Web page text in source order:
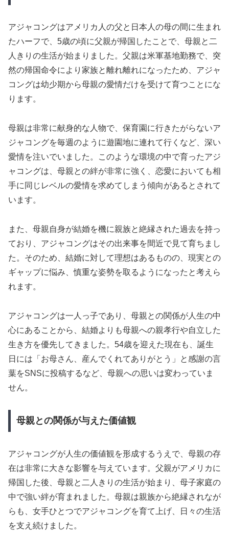
アジャコングはアメリカ人の父と日本人の母の間に生まれ
たハーフで、5歳の頃に父親が帰国したことで、母親と二
人きりの生活が始まりました。父親は米軍基地勤務で、突
然の帰国命令により家族と離れ離れになったため、アジャ
コングは幼少期から母親の愛情だけを受けて育つことにな
ります。
母親は非常に献身的な人物で、保育園に行きたがらないア
ジャコングを毎週のように遊園地に連れて行くなど、深い
愛情を注いでいました。このような環境の中で育ったアジ
ャコングは、母親との絆が非常に強く、恋愛においても相
手に同じレベルの愛情を求めてしまう傾向があるとされて
います。
また、母親自身が結婚を機に親族と絶縁された過去を持っ
ており、アジャコングはその出来事を間近で見て育ちまし
た。そのため、結婚に対して理想はあるものの、現実との
ギャップに悩み、慎重な姿勢を取るようになったと考えら
れます。
アジャコングは一人っ子であり、母親との関係が人生の中
心にあることから、結婚よりも母親への親孝行や自立した
生き方を優先してきました。54歳を迎えた現在も、誕生
日には「お母さん、産んでくれてありがとう」と感謝の言
葉をSNSに投稿するなど、母親への思いは変わっていま
せん。
母親との関係が与えた価値観
アジャコングが人生の価値観を形成するうえで、母親の存
在は非常に大きな影響を与えています。父親がアメリカに
帰国した後、母親と二人きりの生活が始まり、母子家庭の
中で強い絆が育まれました。母親は親族から絶縁されなが
らも、女手ひとつでアジャコングを育て上げ、日々の生活
を支え続けました。